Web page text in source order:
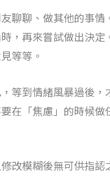
聊聊、做其他的事
，再來嘗試做出決
等等。
等到情緒風暴過後
在「焦慮」的時候
改模糊後無可供指認